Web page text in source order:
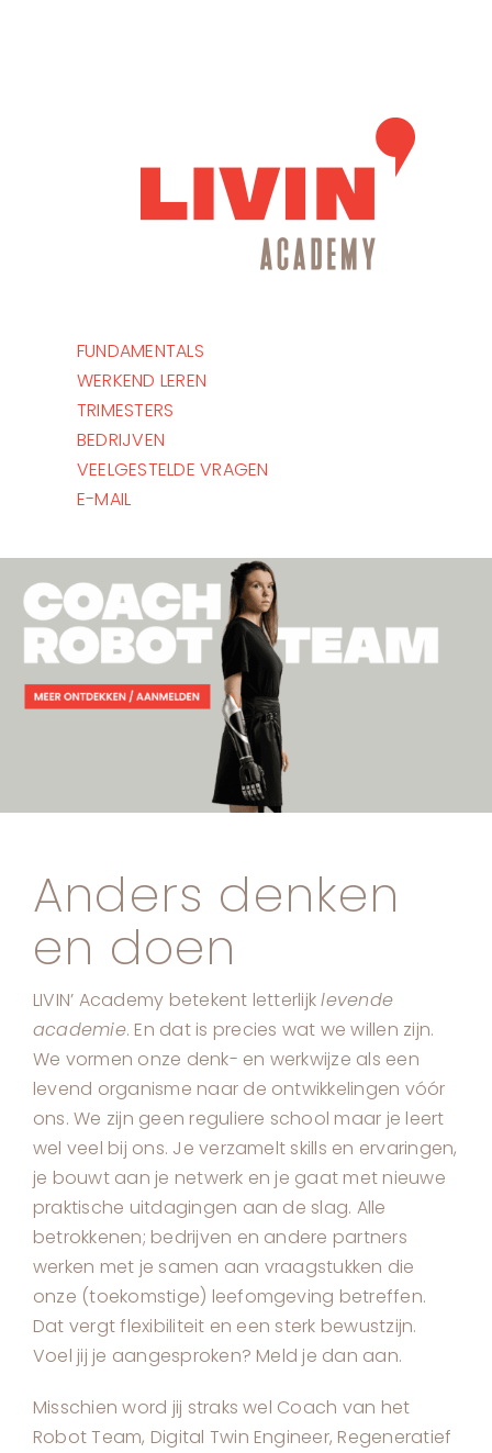
FUNDAMENTALS
WERKEND LEREN
TRIMESTERS
BEDRIJVEN
VEELGESTELDE VRAGEN
E-MAIL
Anders denken
en doen
LIVIN’ Academy betekent letterlijklevende
academie. En dat is precies wat we willen zijn.
We vormen onze denk- en werkwijze als een
levend organisme naar de ontwikkelingen vóór
ons. We zijn geen reguliere school maar je leert
wel veel bij ons. Je verzamelt skills en ervaringen,
je bouwt aan je netwerk en je gaat met nieuwe
praktische uitdagingen aan de slag. Alle
betrokkenen; bedrijven en andere partners
werken met je samen aan vraagstukken die
onze (toekomstige) leefomgeving betreffen.
Dat vergt flexibiliteit en een sterk bewustzijn.
Voel jij je aangesproken? Meld je dan aan.
Misschien word jij straks wel Coach van het
Robot Team, Digital Twin Engineer, Regeneratief